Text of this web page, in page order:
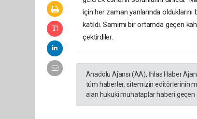
için her zaman yanlarında
katıldı. Samimi bir ortamda geçen
çektirdiler.
Anadolu Ajansı (AA), İhlas Haber
tüm haberler, sitemizin editörlerinin
alan hukuki muhataplar haberi